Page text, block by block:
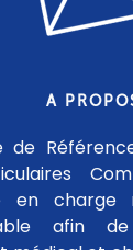
A
de
en charge
afin